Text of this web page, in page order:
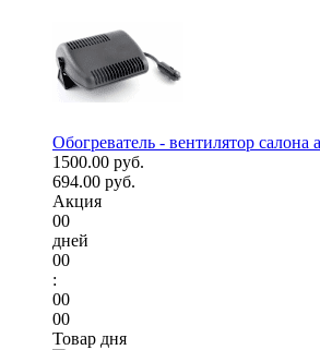
Обогреватель - вентилятор салона
1500.00 руб.
694.00 руб.
Акция
00
дней
00
:
00
00
Товар дня